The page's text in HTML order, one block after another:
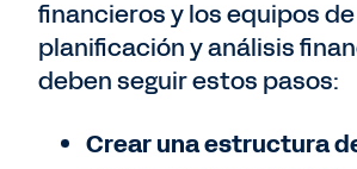
financieros y los equipos de
planificación y análisis
deben seguir estos pasos:
Crear una estructura